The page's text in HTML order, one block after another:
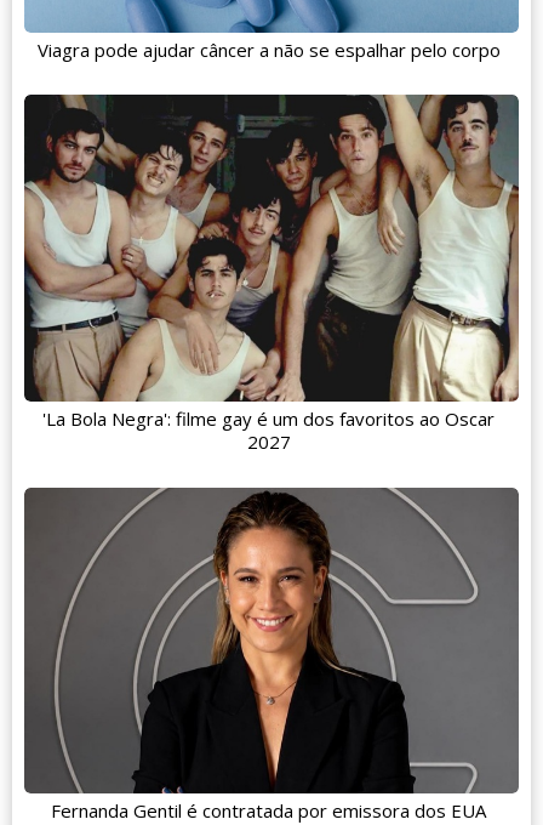
Viagra pode ajudar câncer a não se espalhar pelo corpo
'La Bola Negra': filme gay é um dos favoritos ao Oscar
2027
Fernanda Gentil é contratada por emissora dos EUA